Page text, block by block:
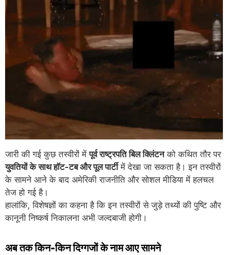
जारी की गई कुछ तस्वीरों मेंपूर्व राष्ट्रपति बिल क्लिंटनको कथित तौर पर
युवतियों के साथ हॉट-टब और पूल पार्टीमें देखा जा सकता है। इन तस्वीरों
के सामने आने के बाद अमेरिकी राजनीति और सोशल मीडिया में हलचल
तेज हो गई है।
हालांकि, विशेषज्ञों का कहना है कि इन तस्वीरों से जुड़े तथ्यों की पुष्टि और
कानूनी निष्कर्ष निकालना अभी जल्दबाजी होगी।
अब तक किन-किन दिग्गजों के नाम आए सामने